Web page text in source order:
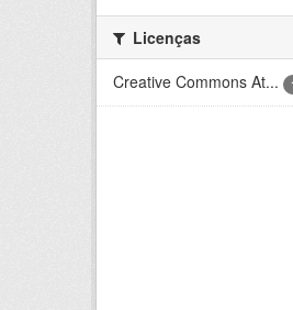
Licenças
Creative Commons At...